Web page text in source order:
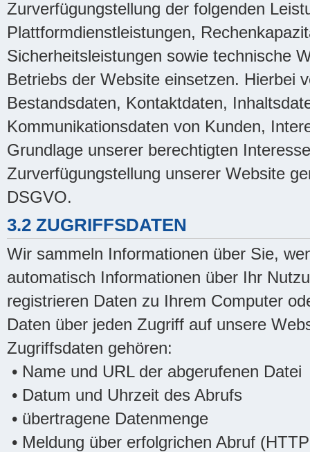
Zurverfügungstellung der folgenden
Plattformdienstleistungen,
Sicherheitsleistungen sowie technische
Betriebs der Website einsetzen. Hierbei
Bestandsdaten, Kontaktdaten,
Kommunikationsdaten von Kunden,
Grundlage unserer berechtigten
Zurverfügungstellung unserer Website
DSGVO.
3.2 ZUGRIFFSDATEN
Wir sammeln Informationen über Sie,
automatisch Informationen über Ihr
registrieren Daten zu Ihrem Computer
Daten über jeden Zugriff auf unsere
Zugriffsdaten gehören:
• Name und URL der abgerufenen Datei
• Datum und Uhrzeit des Abrufs
• übertragene Datenmenge
• Meldung über erfolgrichen Abruf